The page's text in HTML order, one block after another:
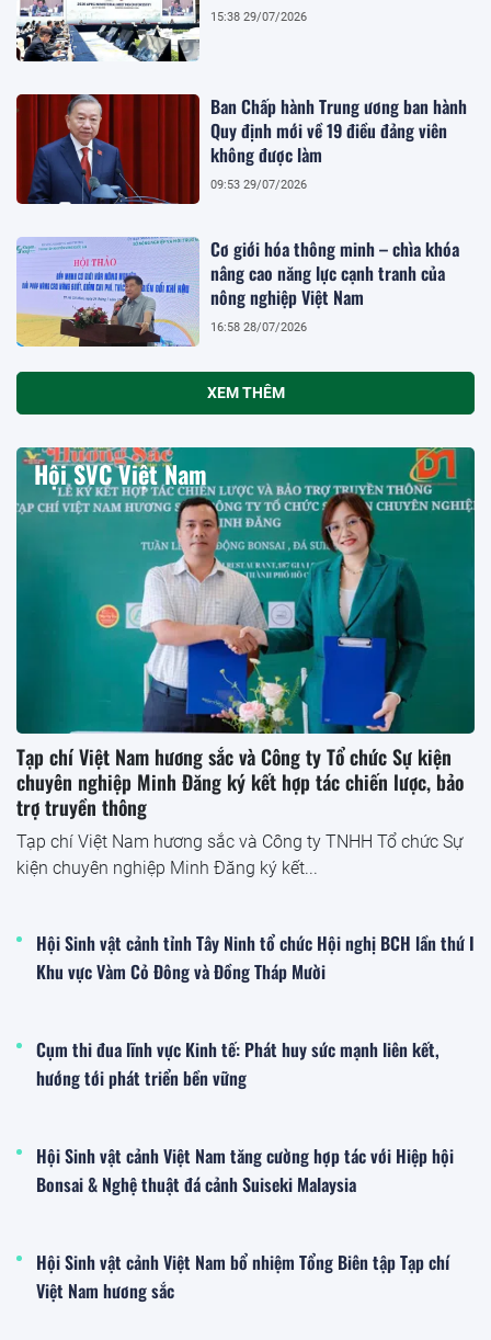
15:38 29/07/2026
Ban Chấp hành Trung ương ban hành
Quy định mới về 19 điều đảng viên
không được làm
09:53 29/07/2026
Cơ giới hóa thông minh – chìa khóa
nâng cao năng lực cạnh tranh của
nông nghiệp Việt Nam
16:58 28/07/2026
XEM THÊM
Hội SVC Việt Nam
Tạp chí Việt Nam hương sắc và Công ty Tổ chức Sự kiện
chuyên nghiệp Minh Đăng ký kết hợp tác chiến lược, bảo
trợ truyền thông
Tạp chí Việt Nam hương sắc và Công ty TNHH Tổ chức Sự
kiện chuyên nghiệp Minh Đăng ký kết...
Hội Sinh vật cảnh tỉnh Tây Ninh tổ chức Hội nghị BCH lần thứ I
Khu vực Vàm Cỏ Đông và Đồng Tháp Mười
Cụm thi đua lĩnh vực Kinh tế: Phát huy sức mạnh liên kết,
hướng tới phát triển bền vững
Hội Sinh vật cảnh Việt Nam tăng cường hợp tác với Hiệp hội
Bonsai & Nghệ thuật đá cảnh Suiseki Malaysia
Hội Sinh vật cảnh Việt Nam bổ nhiệm Tổng Biên tập Tạp chí
Việt Nam hương sắc